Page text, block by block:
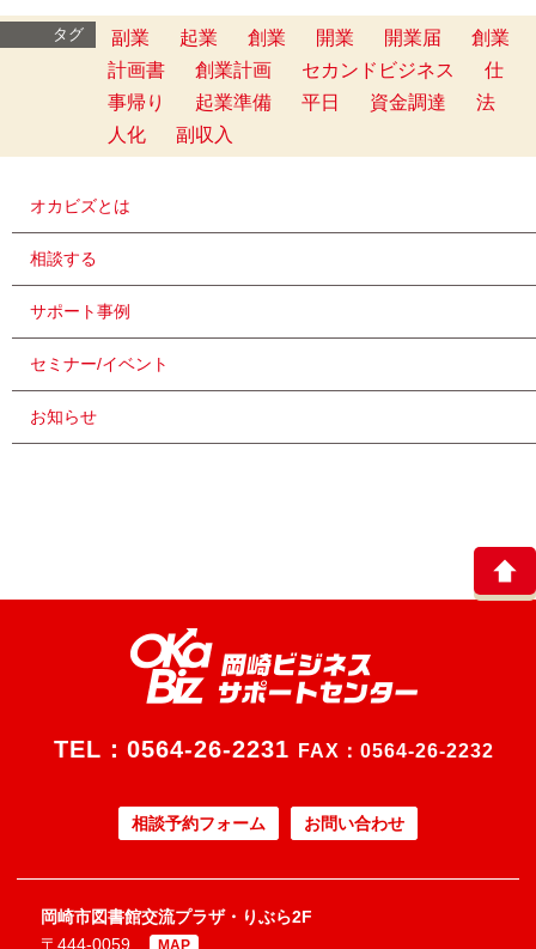
タグ 副業 起業 創業 開業 開業届
創業
計画書
創業計画 セカンドビジネス
仕
事帰り
起業準備 平日 資金調達
法
人化
副収入
オカビズとは
相談する
サポート事例
セミナー/イベント
お知らせ
TEL： 0564-26-2231 FAX：0564-26-2232
相談予約フォーム お問い合わせ
岡崎市図書館交流プラザ・りぶら2F
〒444-0059
MAP